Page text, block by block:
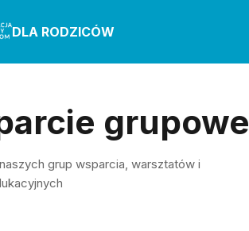
DLA RODZICÓW
grupowe
grup wsparcia, warsztatów i